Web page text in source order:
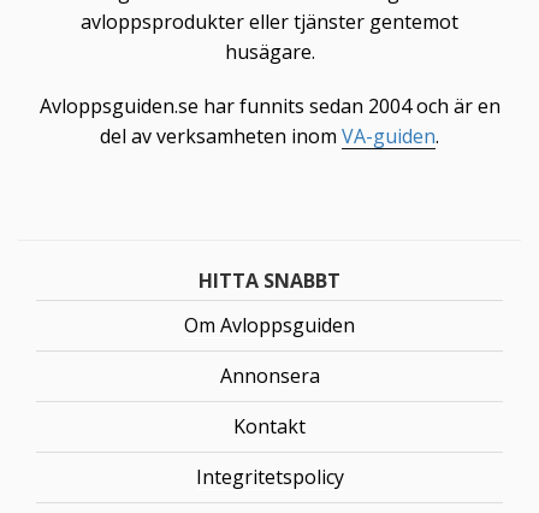
avloppsprodukter eller tjänster gentemot
husägare.
Avloppsguiden.se har funnits sedan 2004 och är en
del av verksamheten inom VA-guiden.
HITTA SNABBT
Om Avloppsguiden
Annonsera
Kontakt
Integritetspolicy